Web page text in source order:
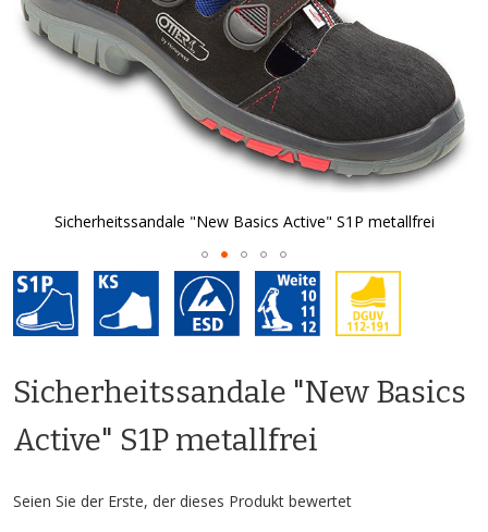
Sicherheitssandale "New Basics Active" S1P metallfrei
Zum
Anfang
der
Sicherheitssandale "New Basics
Active" S1P metallfrei
Seien Sie der Erste, der dieses Produkt bewertet